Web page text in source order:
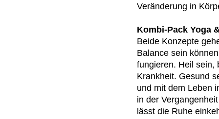
Veränderung in
Kombi-Pack Yoga
Beide Konzepte
Balance sein
fungieren. Heil sein,
Krankheit. Gesund
und mit dem Leben
in der
lässt die Ruhe